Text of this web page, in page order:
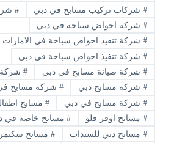
#شركات تركيب مسابح في دبي #
#شركة احواض سباحة في دبي
#شركة تنفيذ احواض سباحة في الامارات
#شركة تنفيذ احواض سباحة في دبي
#شركة صيانة مسابح في دبي #شركة
#شركة مسابح دبي #شركة مسابح في
#شركة مسابح في دبي #مسابح
#مسابح اوفر فلو #مسابح خاصة في
#مسابح دبي للسيدات #مسابح سكيمر